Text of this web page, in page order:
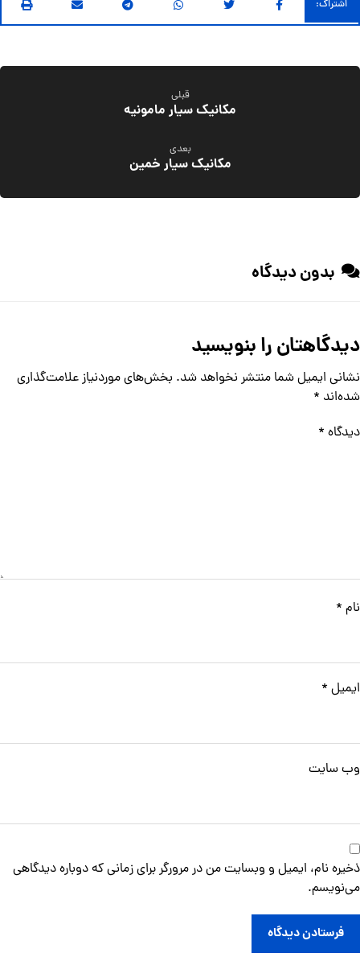
قبلی
مکانیک سیار مامونیه
بعدی
مکانیک سیار خمین
بدون دیدگاه
دیدگاهتان را بنویسید
نشانی ایمیل شما منتشر نخواهد شد. بخش‌های موردنیاز علامت‌گذاری
شده‌اند *
دیدگاه *
نام *
ایمیل *
وب‌ سایت
ذخیره نام، ایمیل و وبسایت من در مرورگر برای زمانی که دوباره دیدگاهی
می‌نویسم.
فرستادن دیدگاه